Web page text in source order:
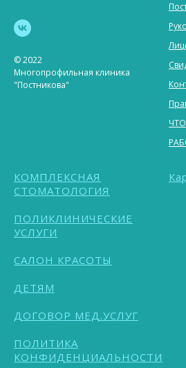
© 2022
Многопрофильная клиника
"Постникова"
КОМПЛЕКСНАЯ
СТОМАТОЛОГИЯ
ПОЛИКЛИНИЧЕСКИЕ
УСЛУГИ
САЛОН КРАСОТЫ
ДЕТЯМ
ДОГОВОР МЕД.УСЛУГ
ПОЛИТИКА
КОНФИДЕНЦИАЛЬНОСТИ